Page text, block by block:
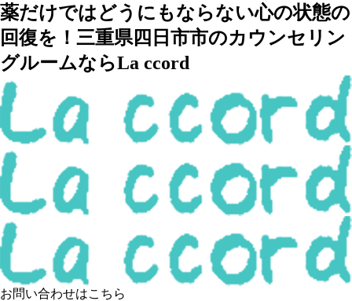
薬だけではどうにもならない心の状態の
回復を！三重県四日市市のカウンセリン
グルームならLa ccord
お問い合わせはこちら